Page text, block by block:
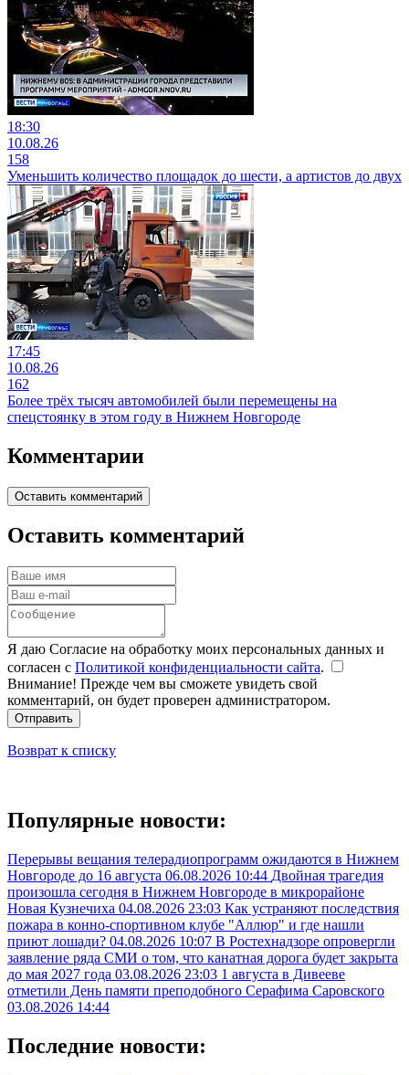
18:30
10.08.26
158
Уменьшить количество площадок до шести, а артистов до двух
17:45
10.08.26
162
Более трёх тысяч автомобилей были перемещены на
спецстоянку в этом году в Нижнем Новгороде
Комментарии
Оставить комментарий
Оставить комментарий
Я даю Согласие на обработку моих персональных данных и
согласен с Политикой конфиденциальности сайта.
Внимание! Прежде чем вы сможете увидеть свой
комментарий, он будет проверен администратором.
Отправить
Возврат к списку
Популярные новости:
Перерывы вещания телерадиопрограмм ожидаются в Нижнем
Новгороде до 16 августа 06.08.2026 10:44 Двойная трагедия
произошла сегодня в Нижнем Новгороде в микрорайоне
Новая Кузнечиха 04.08.2026 23:03 Как устраняют последствия
пожара в конно-спортивном клубе "Аллюр" и где нашли
приют лошади? 04.08.2026 10:07 В Ростехнадзоре опровергли
заявление ряда СМИ о том, что канатная дорога будет закрыта
до мая 2027 года 03.08.2026 23:03 1 августа в Дивееве
отметили День памяти преподобного Серафима Саровского
03.08.2026 14:44
Последние новости: